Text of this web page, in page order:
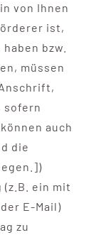
von Ihnen
ist,
bzw.
müssen
sofern
auch
die
ein mit
E-Mail)
zu